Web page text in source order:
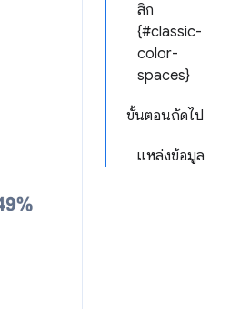
สิก
{#classic-
color-
spaces}
ขั้นตอนถัดไป
แหล่งข้อมูล